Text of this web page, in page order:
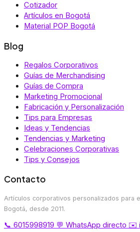
Cotizador
Artículos en Bogotá
Material POP Bogotá
Blog
Regalos Corporativos
Guías de Merchandising
Guías de Compra
Marketing Promocional
Fabricación y Personalización
Tips para Empresas
Ideas y Tendencias
Tendencias y Marketing
Celebraciones Corporativas
Tips y Consejos
Contacto
Artículos corporativos personalizados para
Bogotá, desde 2011.
📞 6015998919 💬 WhatsApp directo ✉️